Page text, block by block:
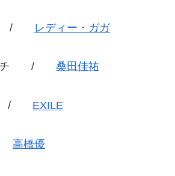
/ レディー・ガガ
ーチ / 桑田佳祐
/ EXILE
高橋優